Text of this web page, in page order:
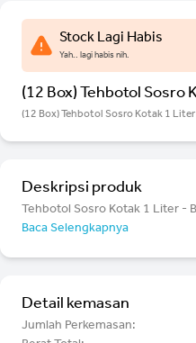
Stock Lagi Habis
Yah.. lagi habis nih.
(12 Box) Tehbotol Sosro
(12 Box) Tehbotol Sosro Kotak 1 Liter
Deskripsi produk
Tehbotol Sosro Kotak 1 Liter -
Baca Selengkapnya
Detail kemasan
Jumlah Perkemasan: